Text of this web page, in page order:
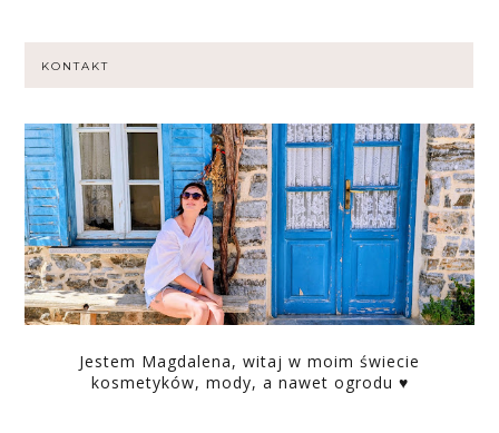
KONTAKT
Jestem Magdalena, witaj w moim świecie
kosmetyków, mody, a nawet ogrodu ♥